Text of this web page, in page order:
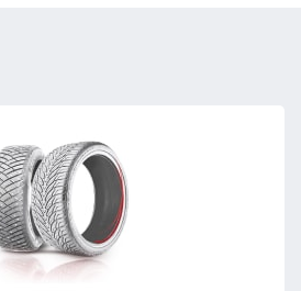
Сбросить
ПОДОБРАТЬ
Сбросить
ПОДОБРАТЬ
Сбросить